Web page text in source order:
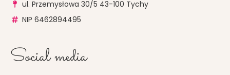
ul. Przemysłowa 30/5 43-100 Tychy
NIP 6462894495
Social media